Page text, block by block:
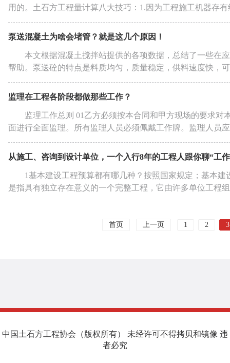
用的。土石方工程量计算八大技巧：1.因为工程施工机器存
泵送混凝土为啥会堵管？就是这几个原因！
本文根据混凝土搅拌站提供的各项数据，总结了一些在
帮助。泵送砼的特点是料质均匀，质量稳定，供料速度快，
监理在工程各阶段都做那些工作？
监理工作总则 01乙方必须按本合同和甲方现场的要求
面进行全面监理。所有监理人员必须佩戴工作牌。监理人员
从施工、咨询到设计单位，一个入行8年的工程人跟你聊“工
1基本建设工程预算都有哪几种？按照国家规定；基本
是指具有独立存在意义的一个完整工程，它由许多单位工程
首页 上一页 1 2 3
中国土石方工程协会（版权所有） 未经许可不得拷贝和镜像 违
者必究